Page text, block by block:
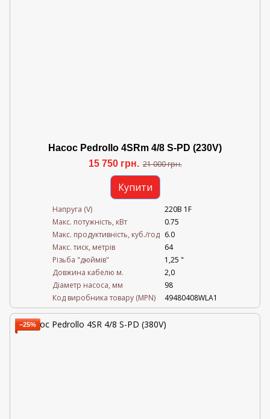
Насос Pedrollo 4SRm 4/8 S-PD (230V)
15 750 грн. 21 000 грн.
Купити
Напруга (V)
220В 1F
Mакс. потужність, кВт
0.75
Mакс. продуктивність, куб./год 6.0
Maкс. тиск, метрів
64
Різьба "дюймів"
1,25 "
Довжина кабелю м.
2,0
Діаметр насоса, мм
98
Код виробника товару (MPN)
49480408WLA1
−25%